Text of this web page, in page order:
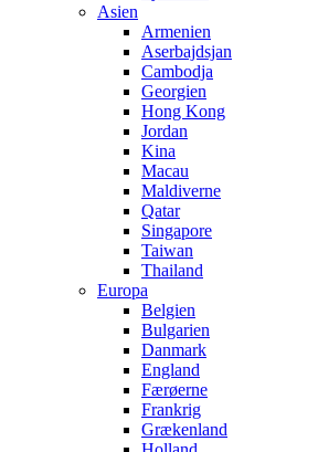
Asien
Armenien
Aserbajdsjan
Cambodja
Georgien
Hong Kong
Jordan
Kina
Macau
Maldiverne
Qatar
Singapore
Taiwan
Thailand
Europa
Belgien
Bulgarien
Danmark
England
Færøerne
Frankrig
Grækenland